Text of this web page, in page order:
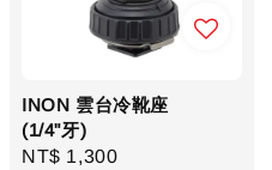
INON 雲台冷靴座
(1/4"牙)
Regular
NT$ 1,300